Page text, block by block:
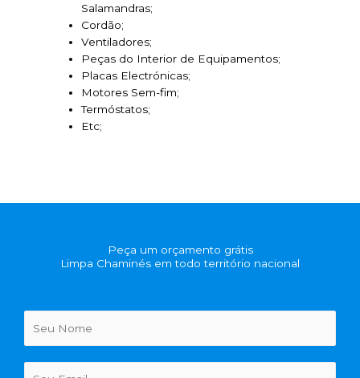
Salamandras;
Cordão;
Ventiladores;
Peças do Interior de Equipamentos;
Placas Electrónicas;
Motores Sem-fim;
Termóstatos;
Etc;
Peça um orçamento grátis
Limpa Chaminés em todo território nacional